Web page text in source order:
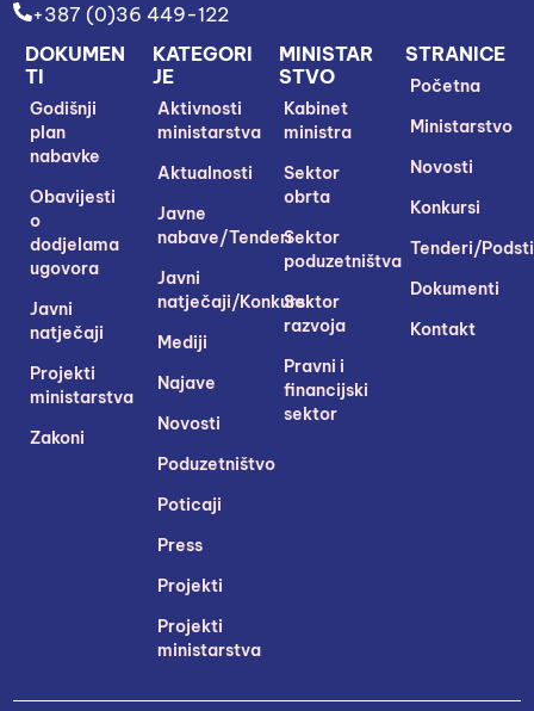
+387 (0)36 449-122
STRANICE
Početna
Ministarstvo
Novosti
Konkursi
Tenderi/
Dokumenti
Kontakt
MINISTAR
STVO
Kabinet
ministra
Sektor
obrta
Sektor
poduzetništva
Sektor
razvoja
Pravni i
financijski
sektor
KATEGORI
JE
Aktivnosti
ministarstva
Aktualnosti
Javne
nabave/Tenderi
Javni
natječaji/Konkursi
Mediji
Najave
Novosti
Poduzetništvo
Poticaji
Press
Projekti
Projekti
ministarstva
DOKUMEN
TI
Godišnji
plan
nabavke
Obavijesti
o
dodjelama
ugovora
Javni
natječaji
Projekti
ministarstva
Zakoni